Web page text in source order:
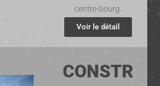
centre-bourg.
Voir le détail
CONSTR